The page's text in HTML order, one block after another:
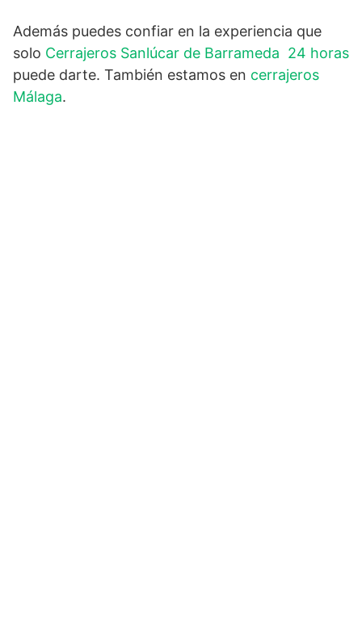
Además puedes confiar en la experiencia que
solo Cerrajeros Sanlúcar de Barrameda 24 horas
puede darte. También estamos en cerrajeros
Málaga.